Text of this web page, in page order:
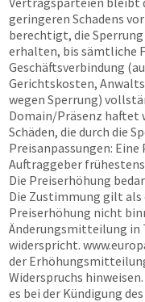
geringeren Schadens
berechtigt, die
erhalten, bis sämtliche
Geschäftsverbindung
Gerichtskosten,
wegen Sperrung)
Domain/Präsenz haftet
Schäden, die durch die
Preisanpassungen:
Auftraggeber
Die Preiserhöhung
Die Zustimmung gilt
Preiserhöhung nicht
Änderungsmitteilung in
widerspricht.
der
Widerspruchs
es bei der Kündigung